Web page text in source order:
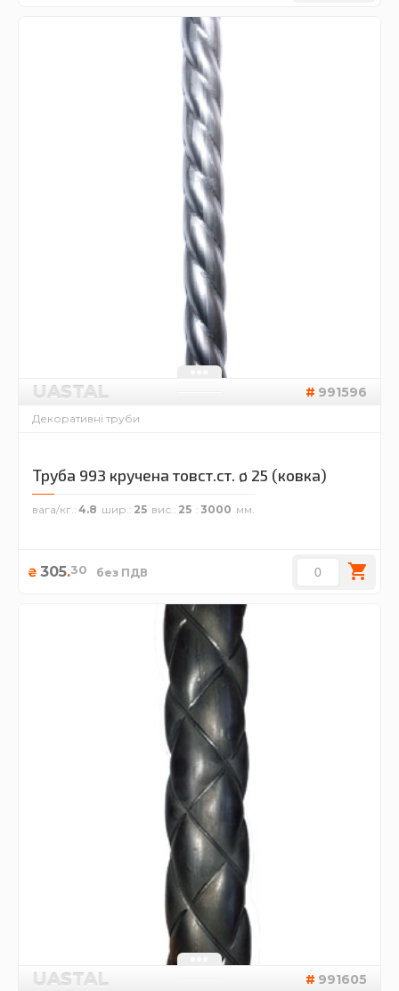
UASTAL 991596
Декоративні труби
Труба 993 кручена товст.ст. ø 25 (ковка)
вага/кг. 4.8 шир. 25 вис. 25 3000
₴ 305.30 без ПДВ
UASTAL 991605